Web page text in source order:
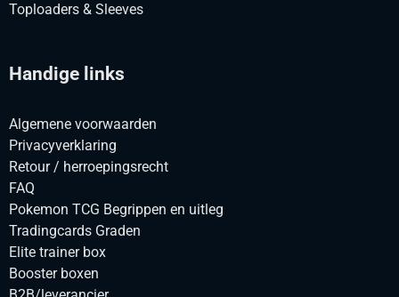
Toploaders & Sleeves
Handige links
Algemene voorwaarden
Privacyverklaring
Retour / herroepingsrecht
FAQ
Pokemon TCG Begrippen en uitleg
Tradingcards Graden
Elite trainer box
Booster boxen